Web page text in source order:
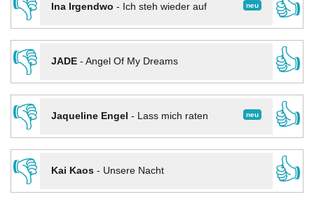
👎
neu
Ina Irgendwo - Ich steh wieder auf
👍
👎
JADE- Angel Of My Dreams
👍
👎
neu
Jaqueline Engel - Lass mich raten
👍
👎
Kai Kaos- Unsere Nacht
👍